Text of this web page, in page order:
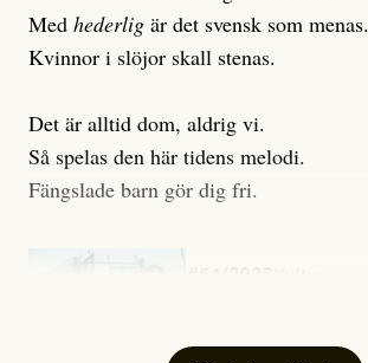
Med hederlig är det svensk som menas.
Kvinnor i slöjor skall stenas.
Det är alltid dom, aldrig vi.
Så spelas den här tidens melodi.
Fängslade barn gör dig fri.